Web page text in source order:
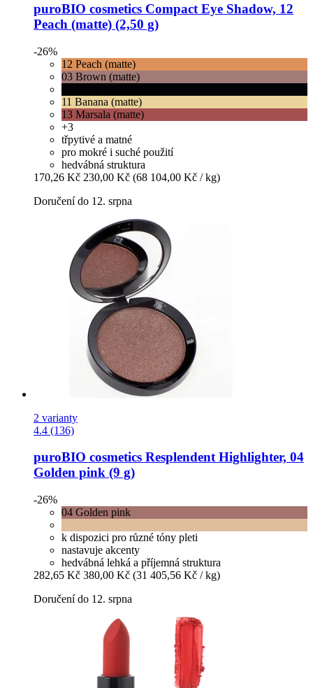
puroBIO cosmetics Compact Eye Shadow, 12
Peach (matte) (2,50 g)
-26%
12 Peach (matte)
03 Brown (matte)
11 Banana (matte)
13 Marsala (matte)
+3
třpytivé a matné
pro mokré i suché použití
hedvábná struktura
170,26 Kč 230,00 Kč (68 104,00 Kč / kg)
Doručení do 12. srpna
2 varianty
4.4 (136)
puroBIO cosmetics Resplendent Highlighter, 04
Golden pink (9 g)
-26%
04 Golden pink
k dispozici pro různé tóny pleti
nastavuje akcenty
hedvábná lehká a příjemná struktura
282,65 Kč 380,00 Kč (31 405,56 Kč / kg)
Doručení do 12. srpna